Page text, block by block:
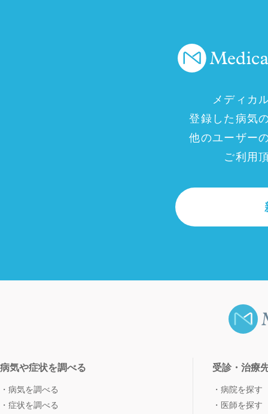
メディカ
登録した病気
他のユーザー
ご利用
病気や症状を調べる
病気を調べる
症状を調べる
受診・治療
病院を探す
医師を探す